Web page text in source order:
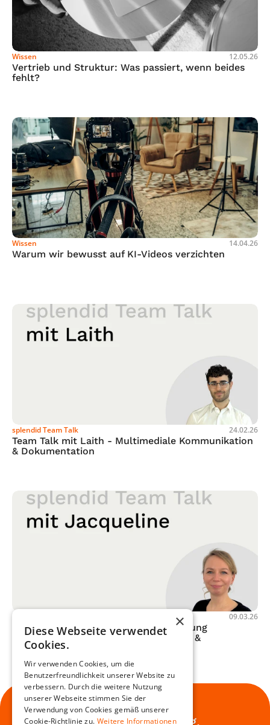
Wissen 12.05.26
Vertrieb und Struktur: Was passiert, wenn beides
fehlt?
Wissen 14.04.26
Warum wir bewusst auf KI-Videos verzichten
splendid Team Talk 24.02.26
Team Talk mit Laith - Multimediale Kommunikation
& Dokumentation
09.03.26
Team Talk mit Jacqueline - Weiterbildung
„Spezialistin für digitale Medien mit KI &
Entwicklung für Web“
Load More
Digitale Kommunikation.
Unsere Passion. Dein Erfolg.
×
Diese Webseite verwendet
Cookies.
Wir verwenden Cookies, um die
Benutzerfreundlichkeit unserer Website zu
verbessern. Durch die weitere Nutzung
unserer Webseite stimmen Sie der
Verwendung von Cookies gemäß unserer
Cookie-Richtlinie zu. Weitere Informationen